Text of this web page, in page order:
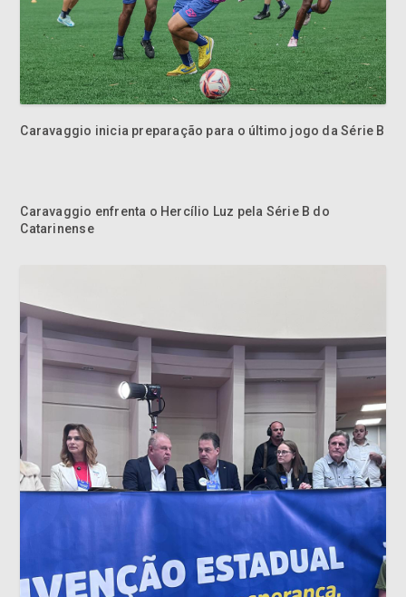
Caravaggio inicia preparação para o último jogo da Série B
Caravaggio enfrenta o Hercílio Luz pela Série B do
Catarinense